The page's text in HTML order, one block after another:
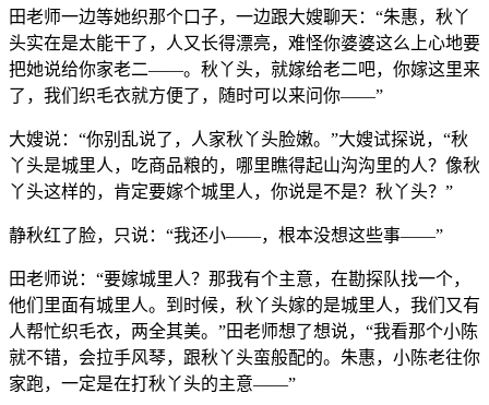
田老师一边等她织那个口子，一边跟大嫂聊天：“朱惠，秋丫
头实在是太能干了，人又长得漂亮，难怪你婆婆这么上心地要
把她说给你家老二——。秋丫头，就嫁给老二吧，你嫁这里来
了，我们织毛衣就方便了，随时可以来问你——”
大嫂说：“你别乱说了，人家秋丫头脸嫩。”大嫂试探说，“秋
丫头是城里人，吃商品粮的，哪里瞧得起山沟沟里的人？像秋
丫头这样的，肯定要嫁个城里人，你说是不是？秋丫头？”
静秋红了脸，只说：“我还小——，根本没想这些事——”
田老师说：“要嫁城里人？那我有个主意，在勘探队找一个，
他们里面有城里人。到时候，秋丫头嫁的是城里人，我们又有
人帮忙织毛衣，两全其美。”田老师想了想说，“我看那个小陈
就不错，会拉手风琴，跟秋丫头蛮般配的。朱惠，小陈老往你
家跑，一定是在打秋丫头的主意——”